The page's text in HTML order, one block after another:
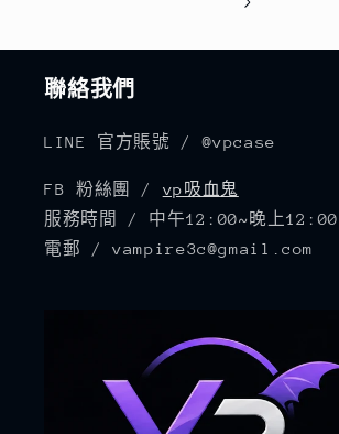
聯絡我們
LINE 官方賬號 / @vpcase
FB 粉絲團 / vp吸血鬼
服務時間 / 中午12:00~晚上12:00
電郵 / vampire3c@gmail.com